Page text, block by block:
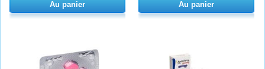
Au panier Au panier